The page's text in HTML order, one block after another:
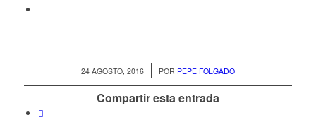
24 AGOSTO, 2016
/ POR PEPE FOLGADO
Compartir esta entrada